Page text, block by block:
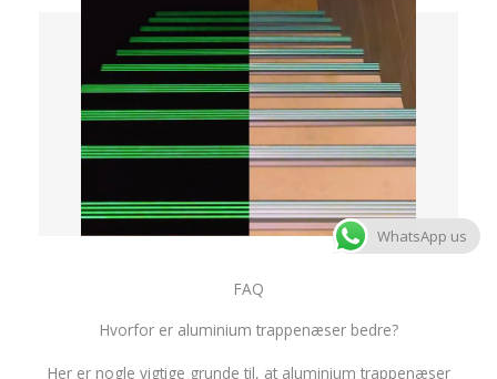
FAQ
Hvorfor er aluminium trappenæser bedre?
Her er nogle vigtige grunde til, at aluminium trappenæser
WhatsApp us